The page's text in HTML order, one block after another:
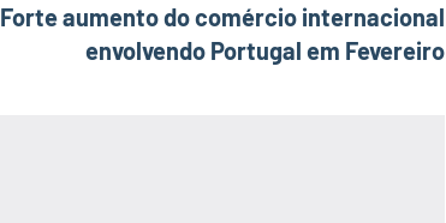
Forte aumento do comércio internacional
envolvendo Portugal em Fevereiro